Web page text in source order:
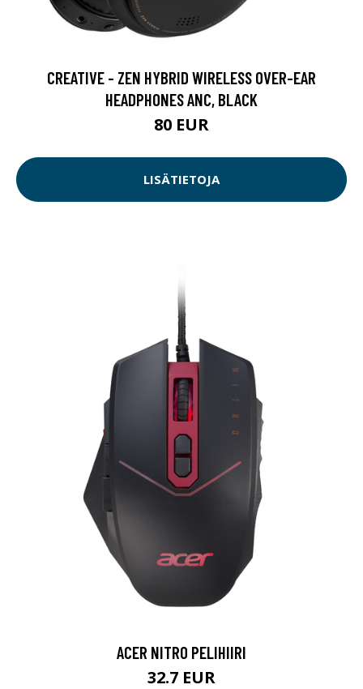
CREATIVE - ZEN HYBRID WIRELESS OVER-EAR
HEADPHONES ANC, BLACK
80 EUR
LISÄTIETOJA
ACER NITRO PELIHIIRI
32.7 EUR